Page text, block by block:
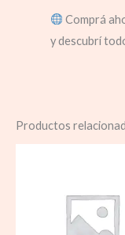
Comprá
y descubrí
Productos